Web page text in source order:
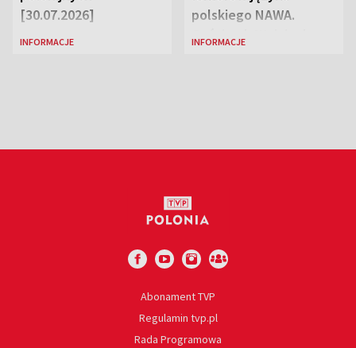
[30.07.2026]
INFORMACJE
polskiego NAWA.
Goście: dr Wojciech
INFORMACJE
Abonament TVP
Regulamin tvp.pl
Rada Programowa